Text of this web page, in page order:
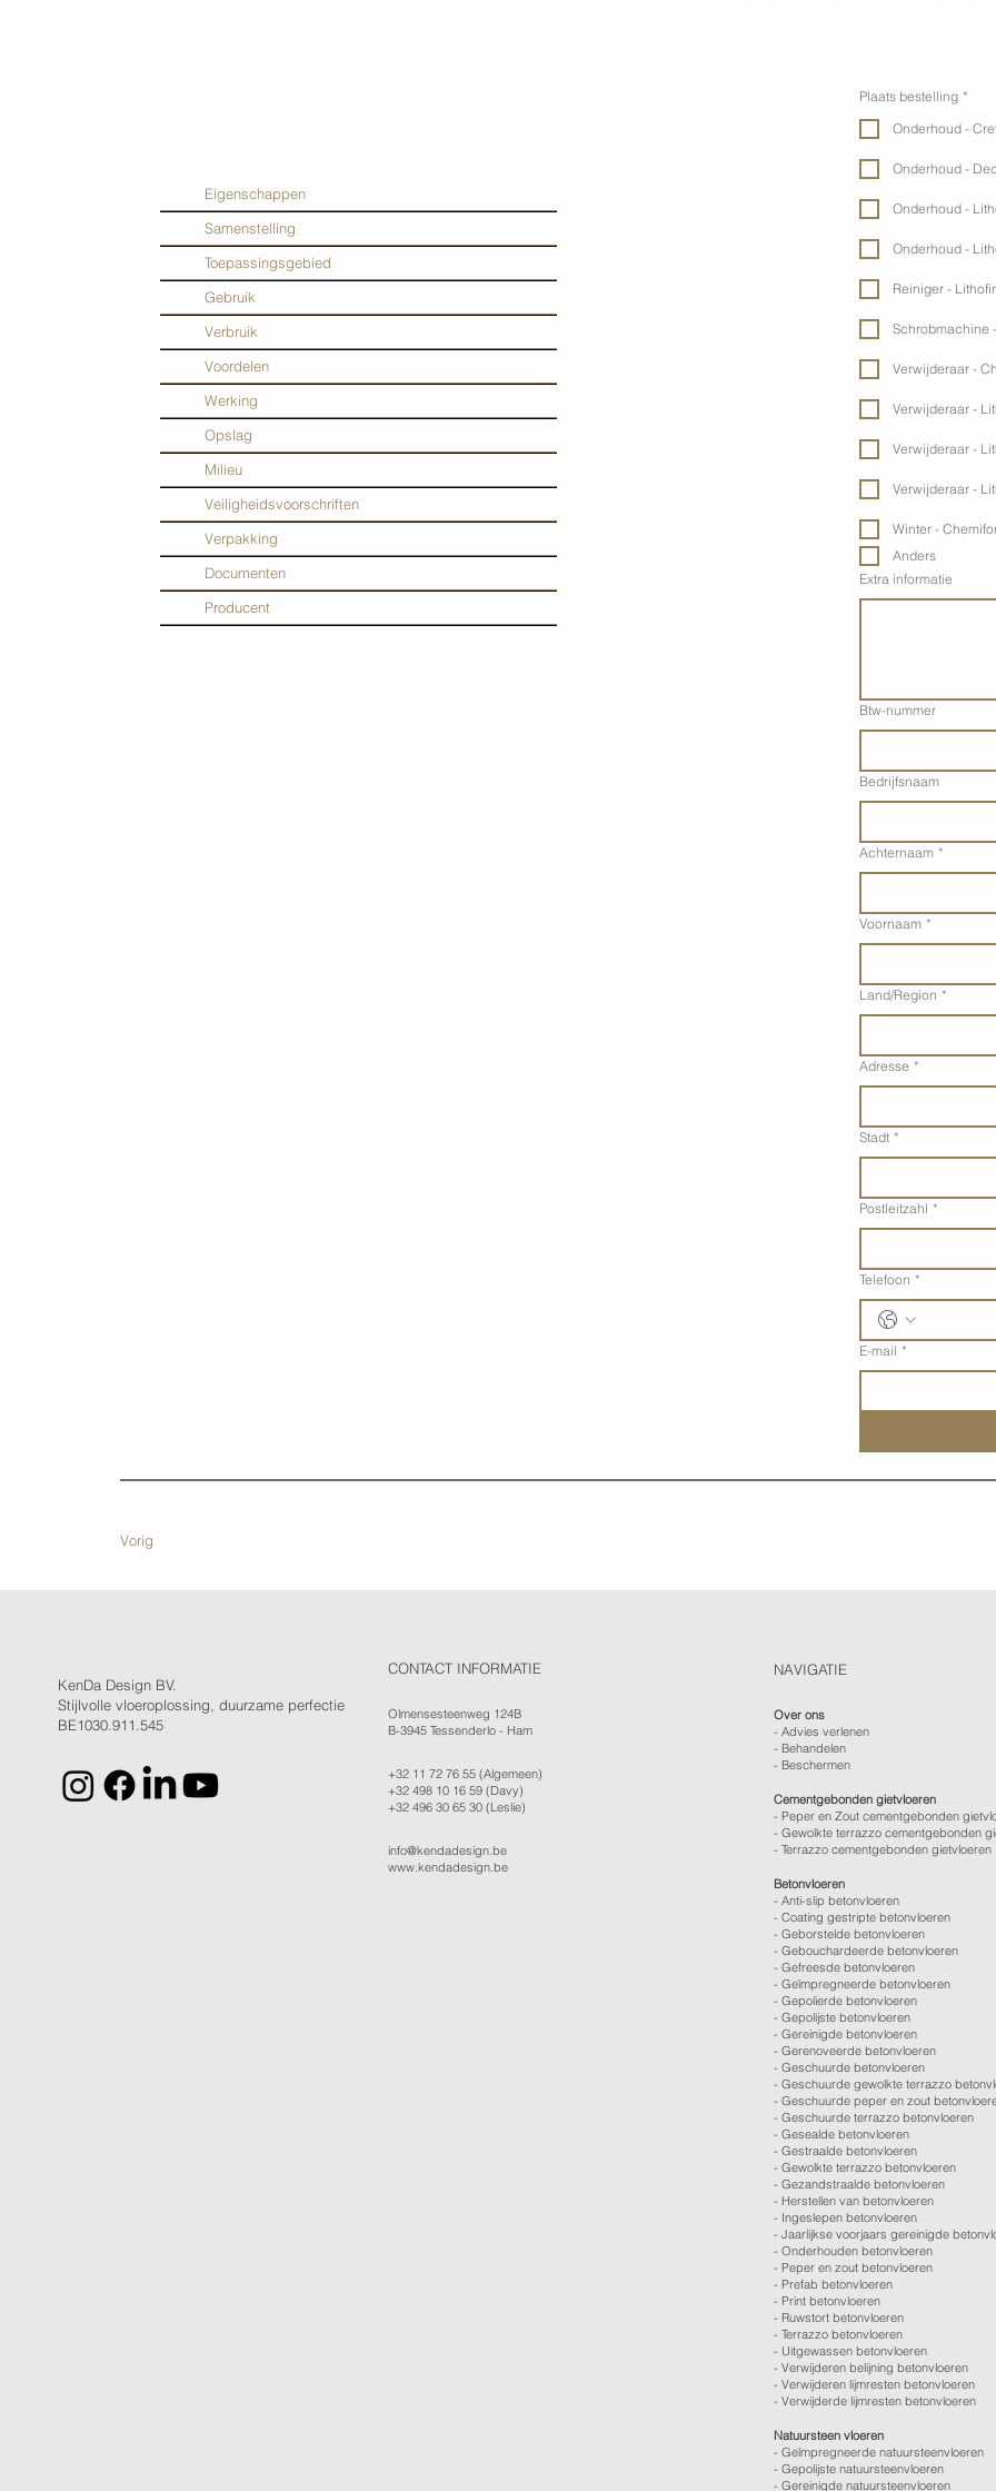
Eigenschappen
Samenstelling
Toepassingsgebied
Gebruik
Verbruik
Voordelen
Werking
Opslag
Milieu
Veiligheidsvoorschriften
Verpakking
Documenten
Producent
Plaats bestelling *
Onderhoud -
Onderhoud -
Onderhoud -
Onderhoud -
Reiniger -
Schrobmachine
Verwijderaar -
Verwijderaar -
Verwijderaar -
Verwijderaar -
Winter -
Anders
Extra informatie
Btw-nummer
Bedrijfsnaam
Achternaam *
Voornaam *
Adres met meerdere regels
Land/Region *
Adresse *
Stadt *
Postleitzahl *
Telefoon *
E-mail *
Vorig
KenDa Design BV.
Stijlvolle vloeroplossing, duurzame perfectie
BE1030.911.545
CONTACT INFORMATIE
Olmensesteenweg 124B
B-3945 Tessenderlo - Ham
+32 11 72 76 55 (Algemeen)
+32 498 10 16 59 (Davy)
+32 496 30 65 30 (Leslie)
info@kendadesign.be
www.kendadesign.be
NAVIGATIE
Over ons
-Advies verlenen
- Behandelen
- Beschermen
Cementgebonden gietvloeren
- Peper en Zout cementgebonden
- Gewolkte terrazzo cementgebonden
- Terrazzo cementgebonden gietvloeren
Betonvloeren
-Anti-slip betonvloeren
-Coating gestripte betonvloeren
-Geborstelde betonvloeren
-Gebouchardeerde betonvloeren
-Gefreesde betonvloeren
-Geïmpregneerde betonvloeren
-Gepolierde betonvloeren
-Gepolijste betonvloeren
- Gereinigde betonvloeren
-Gerenoveerde betonvloeren
-Geschuurde betonvloeren
-Geschuurde gewolkte terrazzo
-Geschuurde peper en zout
-Geschuurde terrazzo betonvloeren
-Gesealde betonvloeren
-Gestraalde betonvloeren
-Gewolkte terrazzo betonvloeren
-Gezandstraalde betonvloeren
- Herstellen van betonvloeren
- Ingeslepen betonvloeren
-Jaarlijkse voorjaars gereinigde
-Onderhouden betonvloeren
-Peper en zout betonvloeren
-Prefab betonvloeren
- Print betonvloeren
- Ruwstort betonvloeren
-Terrazzo betonvloeren
- Uitgewassen betonvloeren
-Verwijderen belijning betonvloeren
-Verwijderen lijmresten betonvloeren
- Verwijderde lijmresten betonvloeren
Natuursteen vloeren
- Geïmpregneerde natuursteenvloeren
- Gepolijste natuursteenvloeren
- Gereinigde natuursteenvloeren